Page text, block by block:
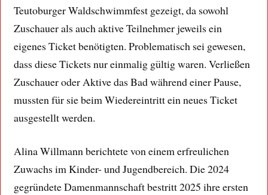
Teutoburger Waldschwimmfest gezeigt, da sowohl
Zuschauer als auch aktive Teilnehmer jeweils ein
eigenes Ticket benötigten. Problematisch sei gewesen,
dass diese Tickets nur einmalig gültig waren. Verließen
Zuschauer oder Aktive das Bad während einer Pause,
mussten für sie beim Wiedereintritt ein neues Ticket
ausgestellt werden.
Alina Willmann berichtete von einem erfreulichen
Zuwachs im Kinder- und Jugendbereich. Die 2024
gegründete Damenmannschaft bestritt 2025 ihre ersten